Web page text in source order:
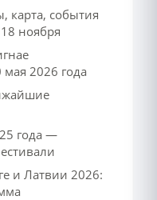
карта, события
ноября
мая 2026 года
года —
и Латвии 2026: